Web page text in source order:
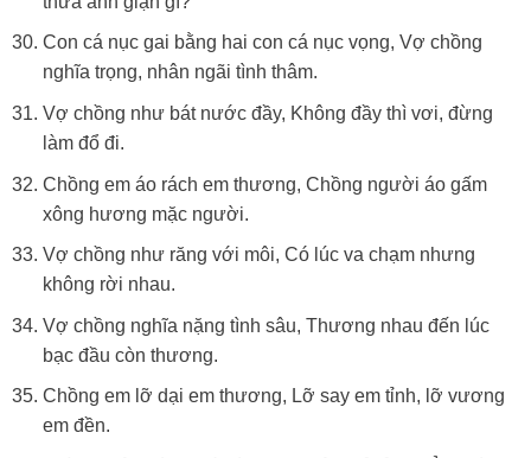
Con cá nục gai bằng hai con cá nục vọng, Vợ chồng
nghĩa trọng, nhân ngãi tình thâm.
Vợ chồng như bát nước đầy, Không đầy thì vơi, đừng
làm đổ đi.
Chồng em áo rách em thương, Chồng người áo gấm
xông hương mặc người.
Vợ chồng như răng với môi, Có lúc va chạm nhưng
không rời nhau.
Vợ chồng nghĩa nặng tình sâu, Thương nhau đến lúc
bạc đầu còn thương.
Chồng em lỡ dại em thương, Lỡ say em tỉnh, lỡ vương
em đền.